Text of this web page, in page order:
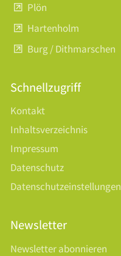
Plön
Hartenholm
Burg / Dithmarschen
Schnellzugriff
Kontakt
Inhaltsverzeichnis
Impressum
Datenschutz
Datenschutzeinstellungen
Newsletter
Newsletter abonnieren